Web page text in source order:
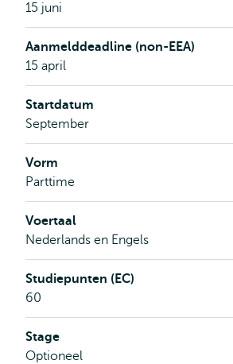
15 juni
Aanmelddeadline (non-EEA)
15 april
Startdatum
September
Vorm
Parttime
Voertaal
Nederlands en Engels
Studiepunten (EC)
60
Stage
Optioneel